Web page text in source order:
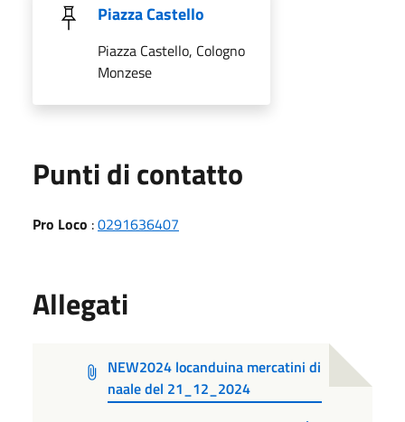
Piazza Castello
Piazza Castello, Cologno
Monzese
Punti di contatto
Pro Loco :0291636407
Allegati
NEW2024 locanduina mercatini di
naale del 21_12_2024